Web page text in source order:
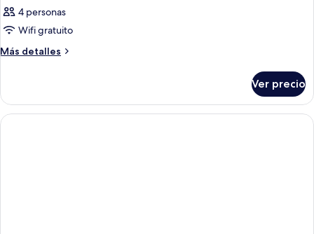
4 personas
Wifi gratuito
Más detalles
Más
Ver precio